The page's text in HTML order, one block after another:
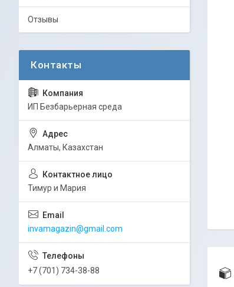
Отзывы
ИП Безбарьерная среда
Алматы, Казахстан
Тимур и Мария
invamagazin@gmail.com
+7 (701) 734-38-88